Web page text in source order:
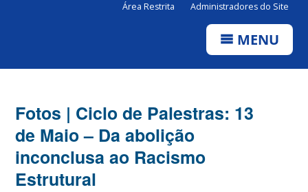
Área Restrita Administradores do Site
MENU
Fotos | Ciclo de Palestras: 13
de Maio – Da abolição
inconclusa ao Racismo
Estrutural